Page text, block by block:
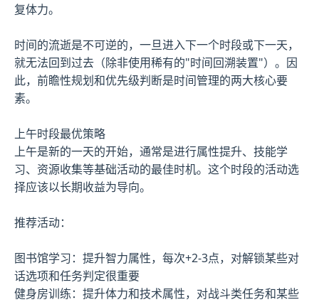
复体力。
时间的流逝是不可逆的，一旦进入下一个时段或下一天，
就无法回到过去（除非使用稀有的"时间回溯装置"）。因
此，前瞻性规划和优先级判断是时间管理的两大核心要
素。
上午时段最优策略
上午是新的一天的开始，通常是进行属性提升、技能学
习、资源收集等基础活动的最佳时机。这个时段的活动选
择应该以长期收益为导向。
推荐活动：
图书馆学习：提升智力属性，每次+2-3点，对解锁某些对
话选项和任务判定很重要
健身房训练：提升体力和技术属性，对战斗类任务和某些